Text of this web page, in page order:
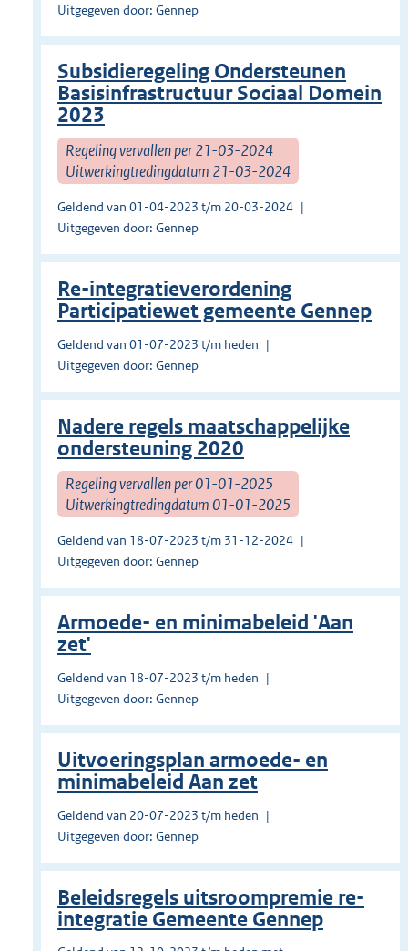
Uitgegeven door: Gennep
Subsidieregeling Ondersteunen
Basisinfrastructuur Sociaal Domein
2023
Regeling vervallen per 21-03-2024
Uitwerkingtredingdatum 21-03-2024
Geldend van 01-04-2023 t/m 20-03-2024
Uitgegeven door: Gennep
Re-integratieverordening
Participatiewet gemeente Gennep
Geldend van 01-07-2023 t/m heden
Uitgegeven door: Gennep
Nadere regels maatschappelijke
ondersteuning 2020
Regeling vervallen per 01-01-2025
Uitwerkingtredingdatum 01-01-2025
Geldend van 18-07-2023 t/m 31-12-2024
Uitgegeven door: Gennep
Armoede- en minimabeleid 'Aan
zet'
Geldend van 18-07-2023 t/m heden
Uitgegeven door: Gennep
Uitvoeringsplan armoede- en
minimabeleid Aan zet
Geldend van 20-07-2023 t/m heden
Uitgegeven door: Gennep
Beleidsregels uitsroompremie re-
integratie Gemeente Gennep